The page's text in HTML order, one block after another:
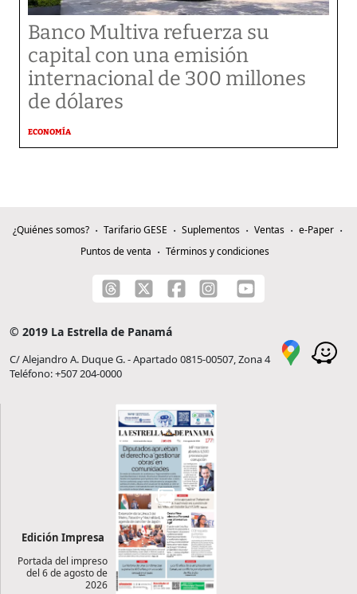
Banco Multiva refuerza su
capital con una emisión
internacional de 300 millones
de dólares
ECONOMÍA
¿Quiénes somos? Tarifario GESE Suplementos Ventas
e-Paper
Puntos de venta
Términos y condiciones
© 2019 La Estrella de Panamá
C/ Alejandro A. Duque G. - Apartado 0815-00507, Zona 4
Teléfono: +507 204-0000
Edición Impresa
Portada del impreso
del 6 de agosto de
2026